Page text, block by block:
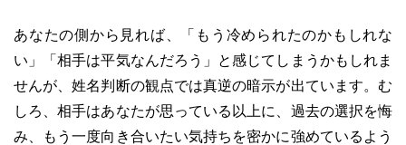
あなたの側から見れば、「もう冷められたのかもしれな
い」「相手は平気なんだろう」と感じてしまうかもしれま
せんが、姓名判断の観点では真逆の暗示が出ています。む
しろ、相手はあなたが思っている以上に、過去の選択を悔
み、もう一度向き合いたい気持ちを密かに強めているよう